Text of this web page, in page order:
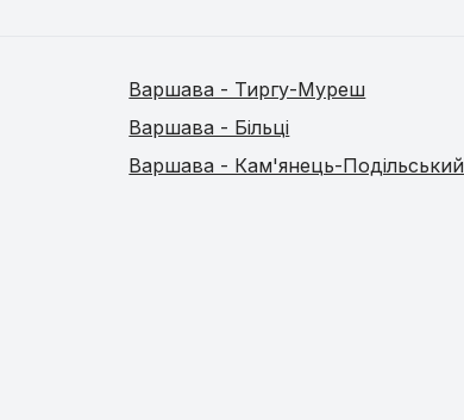
Варшава - Тиргу-Муреш
Варшава - Більці
Варшава - Кам'янець-Подільський